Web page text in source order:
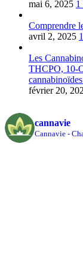
mai 6, 2025 1
Comprendre
avril 2, 2025
Les
THCPO, 10-
février 20,
cannavie
Cannavie -